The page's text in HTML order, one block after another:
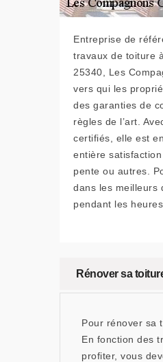
Entreprise de
travaux de toiture
25340, Les
vers qui les
des garanties de
règles de l’art.
certifiés, elle est
entière
pente ou autres.
dans les meilleurs
pendant les
Rénover sa
Pour rénover sa
En fonction des
profiter, vous